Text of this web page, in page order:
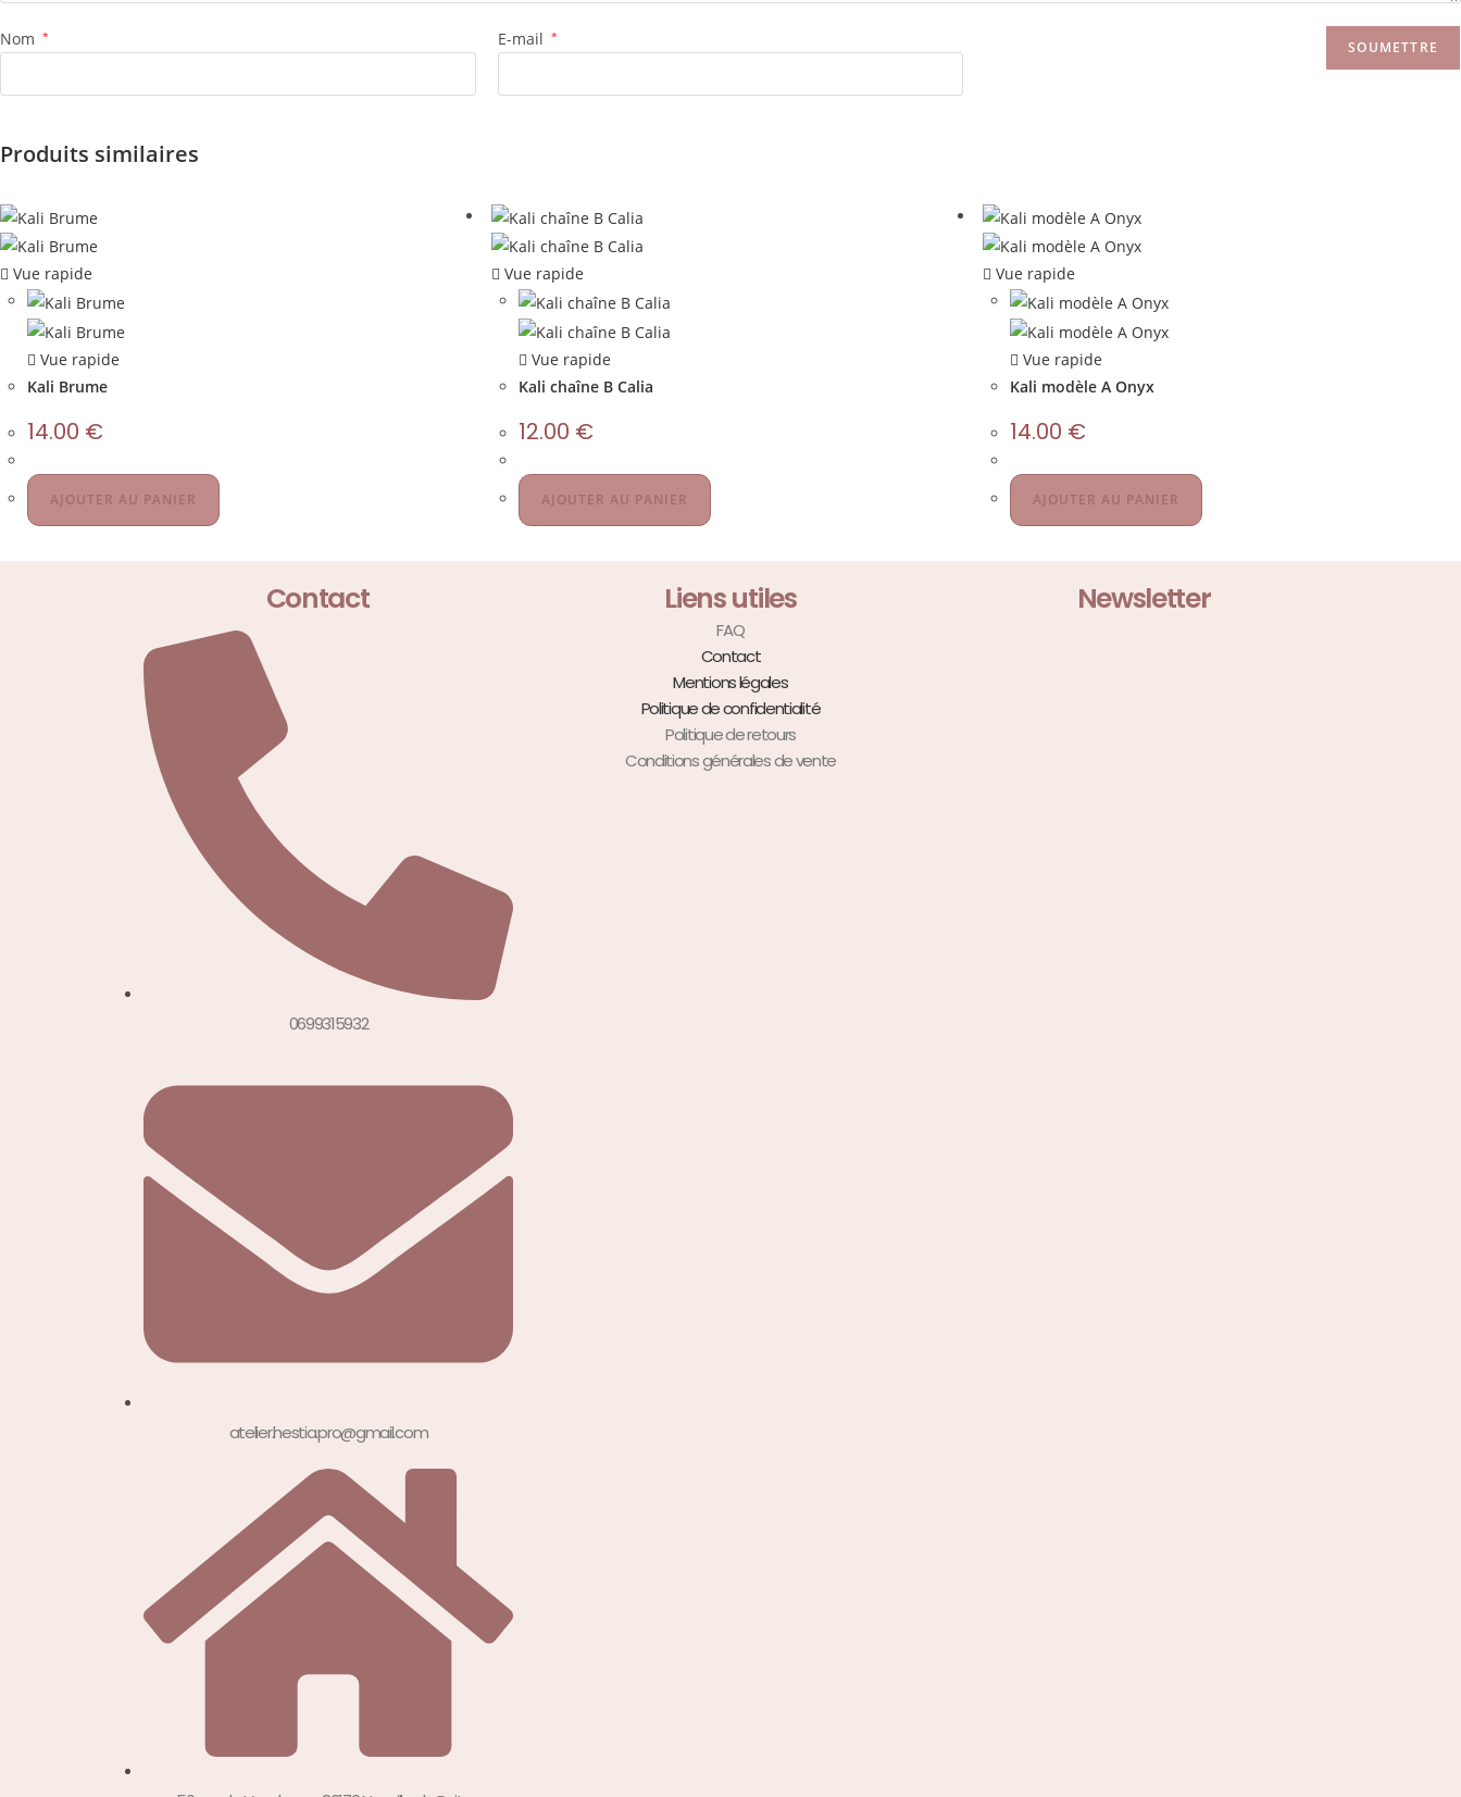
Nom * E-mail *
Produits similaires
Vue rapide
Vue rapide
Kali Brume
14.00 €
AJOUTER AU PANIER
Vue rapide
Vue rapide
Kali chaîne B Calia
12.00 €
AJOUTER AU PANIER
Vue rapide
Vue rapide
Kali modèle A Onyx
14.00 €
AJOUTER AU PANIER
Contact
0699315932
atelier.hestia.pro@gmail.com
Liens utiles
FAQ
Contact
Mentions légales
Politique de confidentialité
Politique de retours
Conditions générales de vente
Newsletter